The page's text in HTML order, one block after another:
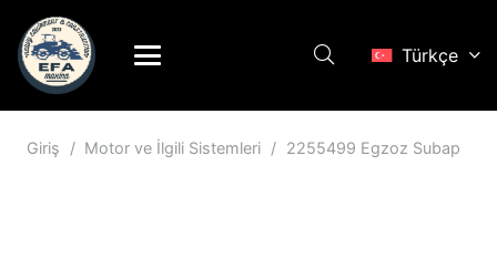
Türkçe
Giriş / Motor ve İlgili Sistemleri / 2255499 Egzoz Subap